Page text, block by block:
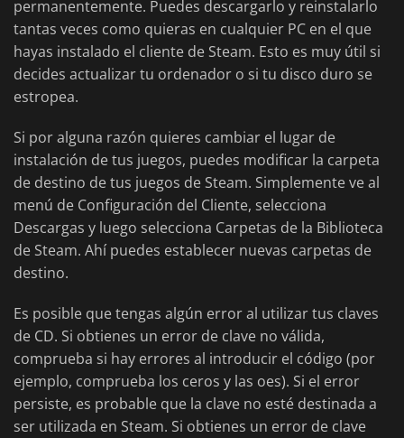
permanentemente. Puedes descargarlo y reinstalarlo
tantas veces como quieras en cualquier PC en el que
hayas instalado el cliente de Steam. Esto es muy útil si
decides actualizar tu ordenador o si tu disco duro se
estropea.
Si por alguna razón quieres cambiar el lugar de
instalación de tus juegos, puedes modificar la carpeta
de destino de tus juegos de Steam. Simplemente ve al
menú de Configuración del Cliente, selecciona
Descargas y luego selecciona Carpetas de la Biblioteca
de Steam. Ahí puedes establecer nuevas carpetas de
destino.
Es posible que tengas algún error al utilizar tus claves
de CD. Si obtienes un error de clave no válida,
comprueba si hay errores al introducir el código (por
ejemplo, comprueba los ceros y las oes). Si el error
persiste, es probable que la clave no esté destinada a
ser utilizada en Steam. Si obtienes un error de clave